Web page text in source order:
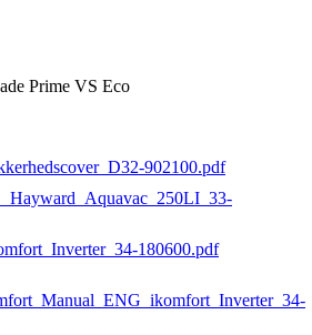
Prime VS Eco
902100.pdf
180600.pdf